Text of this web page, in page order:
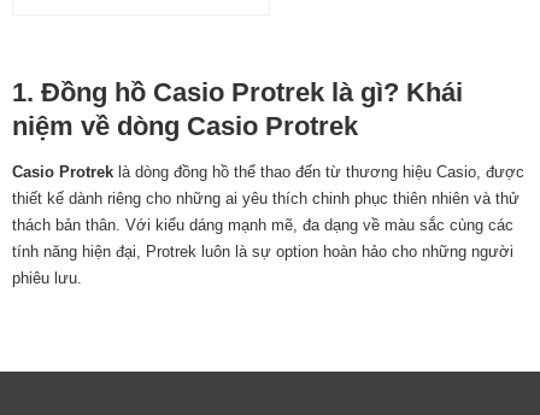
1. Đồng hồ Casio Protrek là gì? Khái
niệm về dòng Casio Protrek
Casio Protrek là dòng đồng hồ thể thao đến từ thương hiệu Casio, được
thiết kế dành riêng cho những ai yêu thích chinh phục thiên nhiên và thử
thách bản thân. Với kiểu dáng mạnh mẽ, đa dạng về màu sắc cùng các
tính năng hiện đại, Protrek luôn là sự option hoàn hảo cho những người
phiêu lưu.